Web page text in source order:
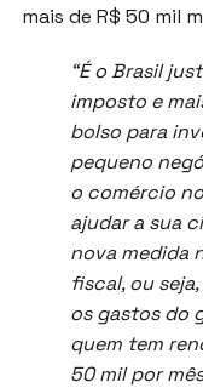
mais de R$ 50 mil
“É o Brasil
imposto e
bolso para
pequeno
o comércio
ajudar a sua
nova medida
fiscal, ou
os gastos do
quem tem
50 mil por